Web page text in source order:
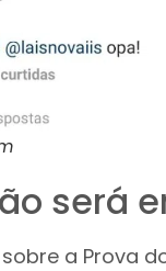
será
a Prova